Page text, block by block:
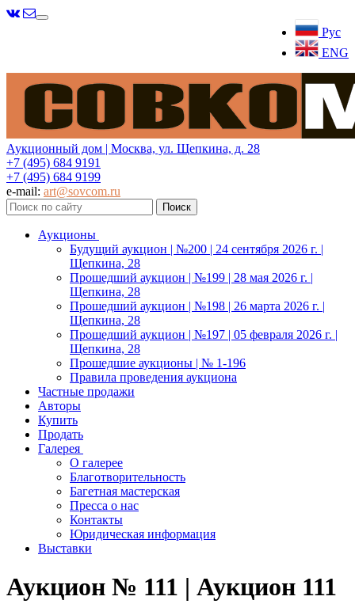
Рус
ENG
Меню
Аукционный дом | Москва, ул. Щепкина, д. 28
+7 (495) 684 9191
+7 (495) 684 9199
e-mail: art@sovcom.ru
Аукционы
Будущий аукцион | №200 | 24 сентября 2026 г. |
Щепкина, 28
Прошедший аукцион | №199 | 28 мая 2026 г. |
Щепкина, 28
Прошедший аукцион | №198 | 26 марта 2026 г. |
Щепкина, 28
Прошедший аукцион | №197 | 05 февраля 2026 г. |
Щепкина, 28
Прошедшие аукционы | № 1-196
Правила проведения аукциона
Частные продажи
Авторы
Купить
Продать
Галерея
О галерее
Благотворительность
Багетная мастерская
Пресса о нас
Контакты
Юридическая информация
Выставки
Аукцион № 111 | Аукцион 111